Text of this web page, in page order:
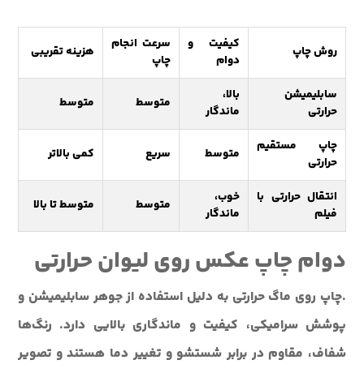
روش چاپ
کیفیت و
دوام
سرعت انجام
چاپ
هزینه تقریبی
سابلیمیشن
حرارتی
بالا،
ماندگار
متوسط متوسط
چاپ مستقیم
حرارتی
متوسط سریع کمی بالاتر
انتقال حرارتی با
فیلم
خوب،
ماندگار
متوسط متوسط تا بالا
دوام چاپ عکس روی لیوان حرارتی
.چاپ روی ماگ حرارتی به دلیل استفاده از جوهر سابلیمیشن و
پوشش سرامیکی، کیفیت و ماندگاری بالایی دارد. رنگ‌ها
شفاف، مقاوم در برابر شستشو و تغییر دما هستند و تصویر